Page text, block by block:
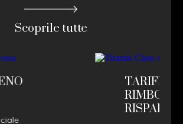
Scoprile tutte
TARIFFA NON
RIMBORSABILE - PREPAGA E